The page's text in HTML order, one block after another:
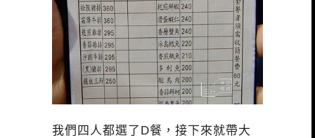
我們四人都選了D餐，接下來就帶大